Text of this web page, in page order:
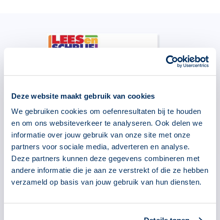
Deze website maakt gebruik van cookies
We gebruiken cookies om oefenresultaten bij te houden
en om ons websiteverkeer te analyseren. Ook delen we
informatie over jouw gebruik van onze site met onze
partners voor sociale media, adverteren en analyse.
Deze partners kunnen deze gegevens combineren met
andere informatie die je aan ze verstrekt of die ze hebben
verzameld op basis van jouw gebruik van hun diensten.
Werkboek Lees en Schrijf!
Er is een werkboek Lees en Schrijf! Geld en